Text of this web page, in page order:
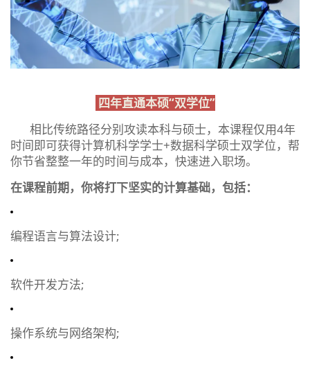
四年直通本硕“双学位”
相比传统路径分别攻读本科与硕士，本课程仅用4年
时间即可获得计算机科学学士+数据科学硕士双学位，帮
你节省整整一年的时间与成本，快速进入职场。
在课程前期，你将打下坚实的计算基础，包括：
编程语言与算法设计;
软件开发方法;
操作系统与网络架构;